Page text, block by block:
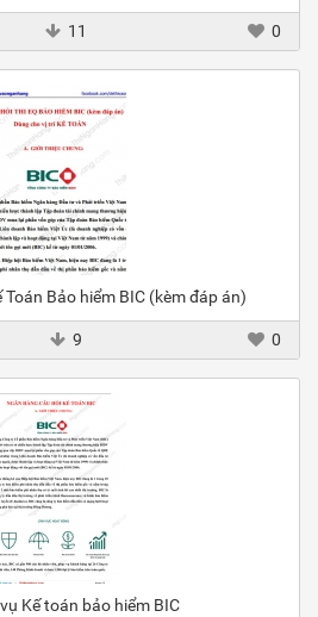
11 0
Bảo hiểm BIC (kèm đáp án)
9 0
Kế toán bảo hiểm BIC